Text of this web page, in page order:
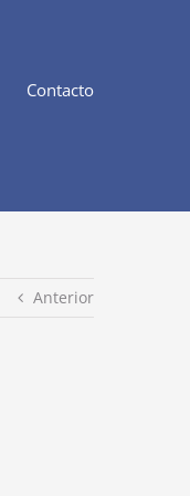
Contacto
Anterior